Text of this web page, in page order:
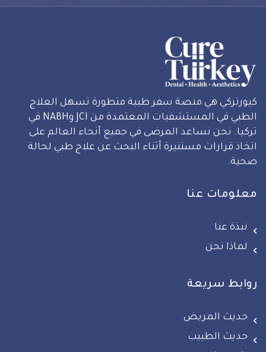
كيورتركي هي منصة سفر طبية متطورة تسهل العلاج
الطبي في المستشفيات المعتمدة من JCI وNABH في
تركيا. نحن نساعد المرضى في جميع أنحاء العالم على
اتخاذ قرارات مستنيرة أثناء البحث عن علاج طبي لحالة
صحية.
معلومات عنا
نبذة عنا
لماذا نحن
روابط سريعة
حديث المريض
حديث الطبيب